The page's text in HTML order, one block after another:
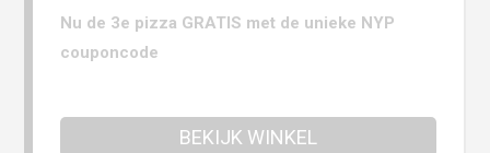
Nu de 3e pizza GRATIS met de unieke NYP
couponcode
BEKIJK WINKEL